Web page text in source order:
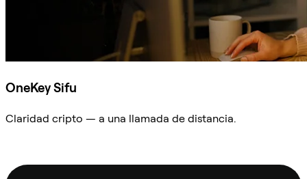
OneKey Sifu
Claridad cripto — a una llamada de distancia.